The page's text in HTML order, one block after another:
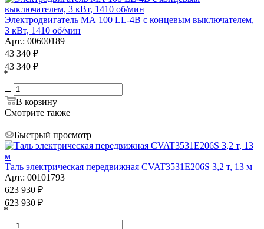
Электродвигатель МА 100 LL-4B с концевым выключателем,
3 кВт, 1410 об/мин
Арт.: 00600189
43 340 ₽
43 340 ₽
*
В корзину
Смотрите также
Быстрый просмотр
Таль электрическая передвижная CVAT3531E206S 3,2 т, 13 м
Арт.: 00101793
623 930 ₽
623 930 ₽
*